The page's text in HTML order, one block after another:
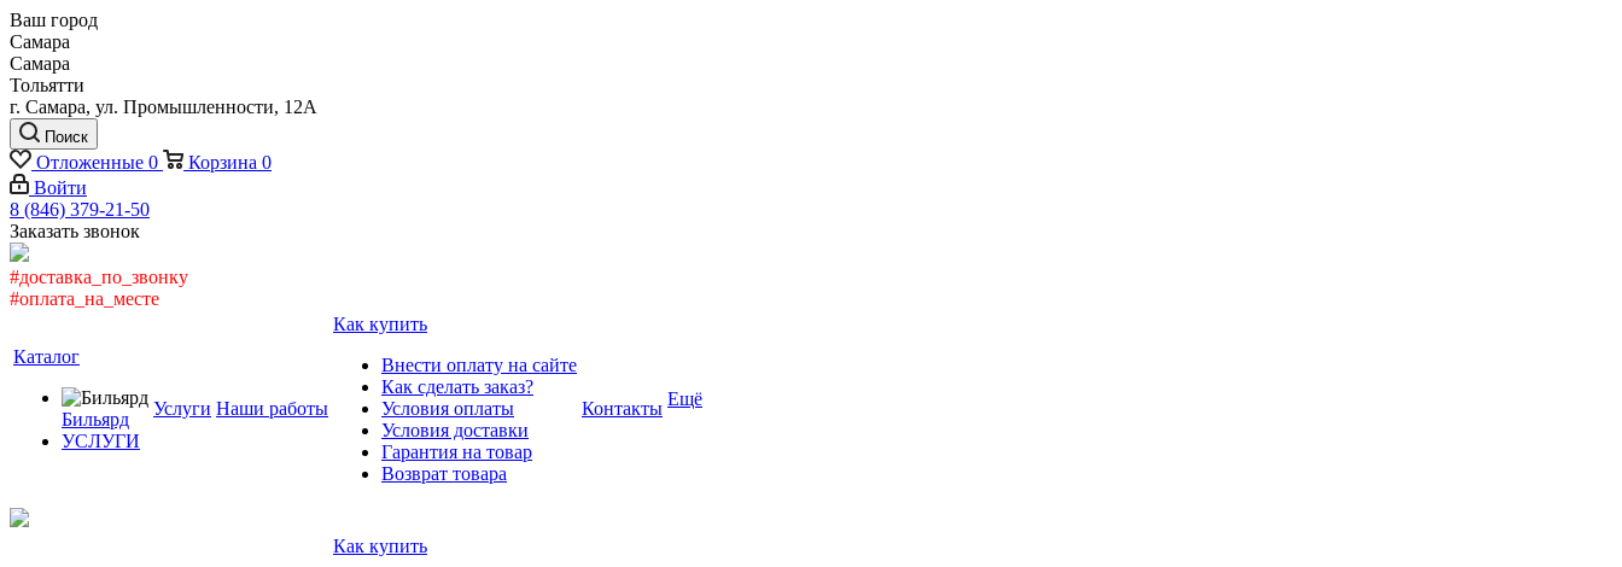
Ваш город
Самара
Самара
Тольятти
г. Самара, ул. Промышленности, 12А
Поиск
Отложенные 0 Корзина 0
Войти
8 (846) 379-21-50
Заказать звонок
#доставка_по_звонку
#оплата_на_месте
Каталог
Бильярд
УСЛУГИ
Услуги Наши работы
Как купить
Внести оплату на сайте
Как сделать заказ?
Условия оплаты
Условия доставки
Гарантия на товар
Возврат товара
Контакты Ещё
Как купить